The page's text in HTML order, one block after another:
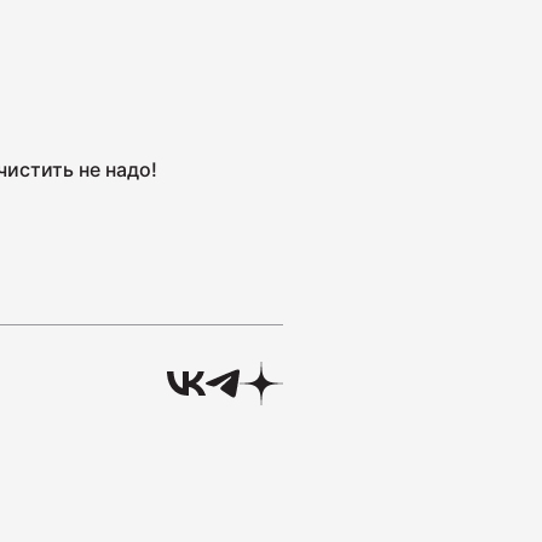
Индейка варёно-копчёная
сырокопчёная Сальчичон
не надо!